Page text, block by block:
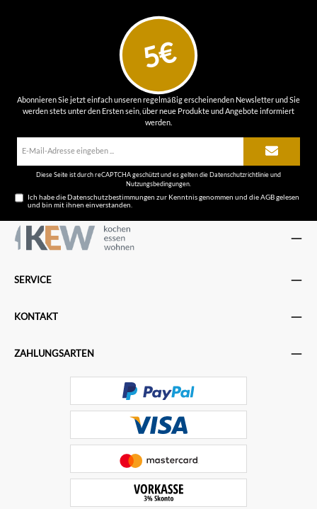
5€
Abonnieren Sie jetzt einfach unseren regelmäßig erscheinenden Newsletter und Sie
werden stets unter den Ersten sein, über neue Produkte und Angebote informiert
werden.
Diese Seite ist durch reCAPTCHA geschützt und es gelten die Datenschutzrichtlinieund
Nutzungsbedingungen.
Ich habe dieDatenschutzbestimmungen zur Kenntnis genommen und dieAGBgelesen
und bin mit ihnen einverstanden.
SERVICE
KONTAKT
ZAHLUNGSARTEN